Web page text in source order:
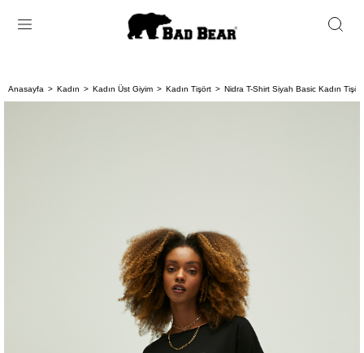
Anasayfa Kadın Kadın Üst Giyim Kadın Tişört Nidra T-Shirt Siyah Basic Kadın Tişört